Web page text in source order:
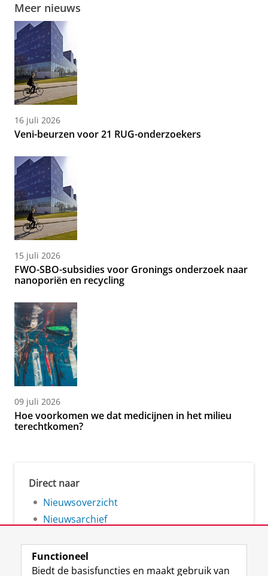
Meer nieuws
16 juli 2026
Veni-beurzen voor 21 RUG-onderzoekers
15 juli 2026
FWO-SBO-subsidies voor Gronings onderzoek naar
nanoporiën en recycling
09 juli 2026
Hoe voorkomen we dat medicijnen in het milieu
terechtkomen?
Direct naar
Nieuwsoverzicht
Nieuwsarchief
Functioneel
Biedt de basisfuncties en maakt gebruik van